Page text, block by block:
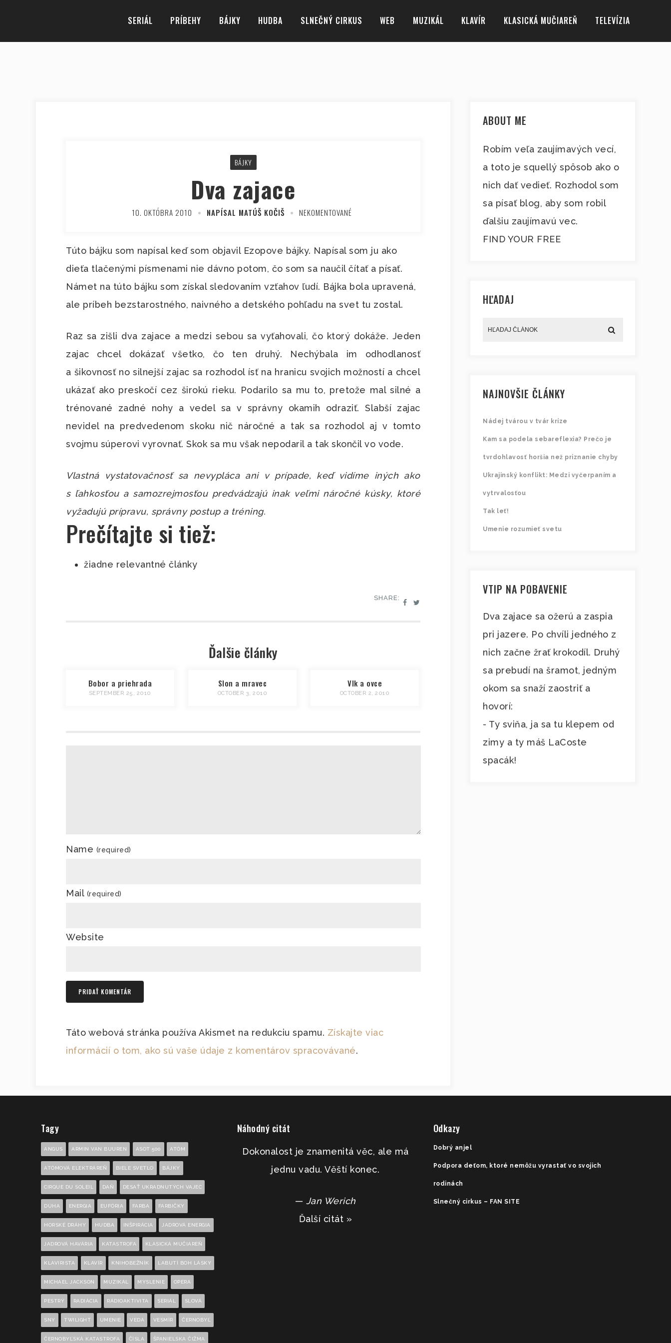
SERIÁL PRÍBEHY BÁJKY HUDBA SLNEČNÝ CIRKUS WEB MUZIKÁL KLAVÍR KLASICKÁ MUČIAREŇ TELEVÍZIA
BÁJKY
Dva zajace
10. OKTÓBRA 2010 NAPÍSAL MATÚŠ KOČIŠ NEKOMENTOVANÉ
Túto bájku som napísal keď som objavil Ezopove bájky. Napísal som ju ako
dieťa tlačenými písmenami nie dávno potom, čo som sa naučil čítať a písať.
Námet na túto bájku som získal sledovaním vzťahov ľudí. Bájka bola upravená,
ale príbeh bezstarostného, naivného a detského pohľadu na svet tu zostal.
Raz sa zišli dva zajace a medzi sebou sa vyťahovali, čo ktorý dokáže. Jeden
zajac chcel dokázať všetko, čo ten druhý. Nechýbala im odhodlanosť
a šikovnosť no silnejší zajac sa rozhodol ísť na hranicu svojich možností a chcel
ukázať ako preskočí cez širokú rieku. Podarilo sa mu to, pretože mal silné a
trénované zadné nohy a vedel sa v správny okamih odraziť. Slabší zajac
nevidel na predvedenom skoku nič náročné a tak sa rozhodol aj v tomto
svojmu súperovi vyrovnať. Skok sa mu však nepodaril a tak skončil vo vode.
Vlastná vystatovačnosť sa nevypláca ani v prípade, keď vidíme iných ako
s ľahkosťou a samozrejmosťou predvádzajú inak veľmi náročné kúsky, ktoré
vyžadujú prípravu, správny postup a tréning.
Prečítajte si tiež:
žiadne relevantné články
SHARE:
Ďalšie články
Bobor a priehrada
SEPTEMBER 25, 2010
Slon a mravec
OCTOBER 3, 2010
Vlk a ovce
OCTOBER 2, 2010
Name (required)
Mail (required)
Website
Táto webová stránka používa Akismet na redukciu spamu. Získajte viac
informácií o tom, ako sú vaše údaje z komentárov spracovávané.
ABOUT ME
Robím veľa zaujímavých vecí,
a toto je squellý spôsob ako o
nich dať vedieť. Rozhodol som
sa písať blog, aby som robil
ďalšiu zaujímavú vec.
FIND YOUR FREE
HĽADAJ
NAJNOVŠIE ČLÁNKY
Nádej tvárou v tvár kríze
Kam sa podela sebareflexia? Prečo je
tvrdohlavosť horšia než priznanie chyby
Ukrajinský konflikt: Medzi vyčerpaním a
vytrvalosťou
Tak leť!
Umenie rozumieť svetu
VTIP NA POBAVENIE
Dva zajace sa ožerú a zaspia
pri jazere. Po chvíli jedného z
nich začne žrať krokodíl. Druhý
sa prebudí na šramot, jedným
okom sa snaží zaostriť a
hovorí:
- Ty sviňa, ja sa tu klepem od
zimy a ty máš LaCoste
spacák!
Tagy
ANGUS ARMIN VAN BUUREN ASOT 500 ATÓM
ATÓMOVÁ ELEKTRÁREŇ BIELE SVETLO BÁJKY
CIRQUE DU SOLEIL DAŇ DESAŤ UKRADNUTÝCH VAJEC
DÚHA ENERGIA EUFÓRIA FARBA FARBIČKY
HORSKÉ DRÁHY HUDBA INŠPIRÁCIA JADROVÁ ENERGIA
JADROVÁ HAVÁRIA KATASTROFA KLASICKÁ MUČIAREŇ
KLAVIRISTA KLAVÍR KNIHOBEŽNÍK LABUTÍ BOH LÁSKY
MICHAEL JACKSON MUZIKÁL MYSLENIE OPERA
PESTRÝ RADIÁCIA RÁDIOAKTIVITA SERIÁL SLOVÁ
SNY TWILIGHT UMENIE VEDA VESMÍR ČERNOBYĽ
ČERNOBYĽSKÁ KATASTROFA ČÍSLA ŠPANIELSKA ČIŽMA
Náhodný citát
Dokonalost je znamenitá věc, ale má
jednu vadu. Věští konec.
— Jan Werich
Ďalší citát »
Odkazy
Dobrý anjel
Podpora deťom, ktoré nemôžu vyrastať vo svojich
rodinách
Slnečný cirkus – FAN SITE